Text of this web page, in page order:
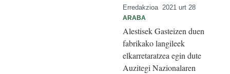
Erredakzioa 2021 urt 28
ARABA
Alestisek Gasteizen duen
fabrikako langileek
elkarretaratzea egin dute
Auzitegi Nazionalaren